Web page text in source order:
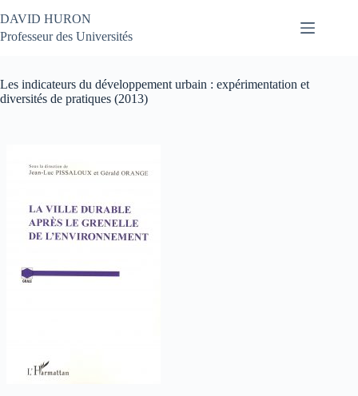
au
contenu
DAVID HURON
Professeur des Universités
Les indicateurs du développement urbain : expérimentation et
diversités de pratiques (2013)